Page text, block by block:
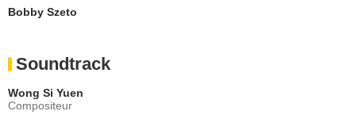
Bobby Szeto
Soundtrack
Wong Si Yuen
Compositeur